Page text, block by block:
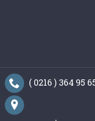
( 0216 ) 364 95